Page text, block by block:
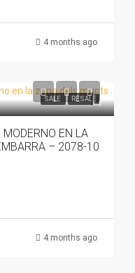
4 months ago
SALE RESALE
EN LA
– 2078-10
4 months ago